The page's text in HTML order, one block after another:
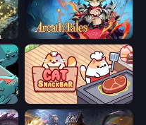
Arcath Tales
Cat Snack Bar